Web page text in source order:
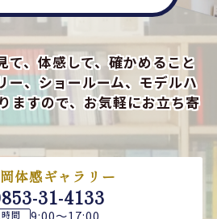
て、体感して、確かめること
ー、ショールーム、モデルハ
ますので、お気軽にお立ち寄
体感ギャラリー
31-4133
間 9:00～17:00